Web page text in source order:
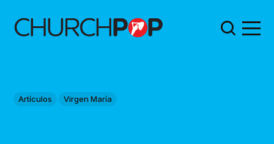
Artículos Virgen María